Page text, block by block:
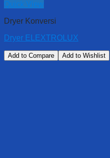
Quick View
Dryer Konversi
Dryer ELEXTROLUX
Add to Compare Add to Wishlist